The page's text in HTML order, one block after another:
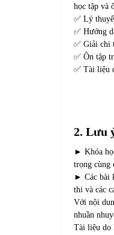
học tập và
✅ Lý
✅ Hướng
✅ Giải chi
✅ Ôn tập
✅ Tài liệu
2. Lưu
► Khóa
trọng cùng
► Các bài
thi và các
Với nội
nhuần
Tài liệu do